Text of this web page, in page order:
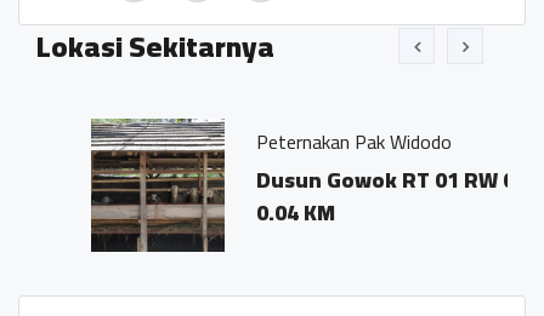
Lokasi Sekitarnya
Peternakan Pak Widodo
Dusun Gowok RT 01 RW 05
0.04 KM